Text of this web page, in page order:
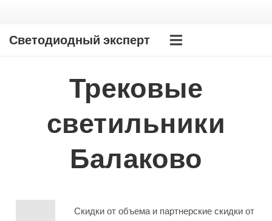
Светодиодный эксперт
Трековые
светильники
Балаково
Скидки от объема и партнерские скидки от